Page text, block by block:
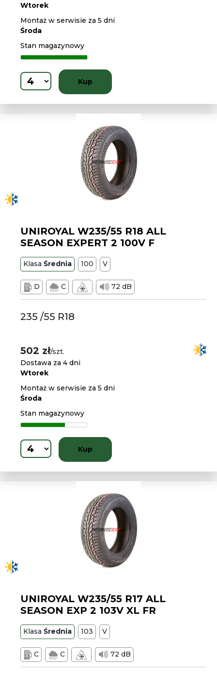
Wtorek
Montaż w serwisie za 5 dni
Środa
Stan magazynowy
Kup
UNIROYAL W235/55 R18 ALL
SEASON EXPERT 2 100V F
KlasaŚrednia 100 V
D C 72 dB
235 /55 R18
502 zł/szt.
Dostawa za 4 dni
Wtorek
Montaż w serwisie za 5 dni
Środa
Stan magazynowy
Kup
UNIROYAL W235/55 R17 ALL
SEASON EXP 2 103V XL FR
KlasaŚrednia 103 V
C C 72 dB